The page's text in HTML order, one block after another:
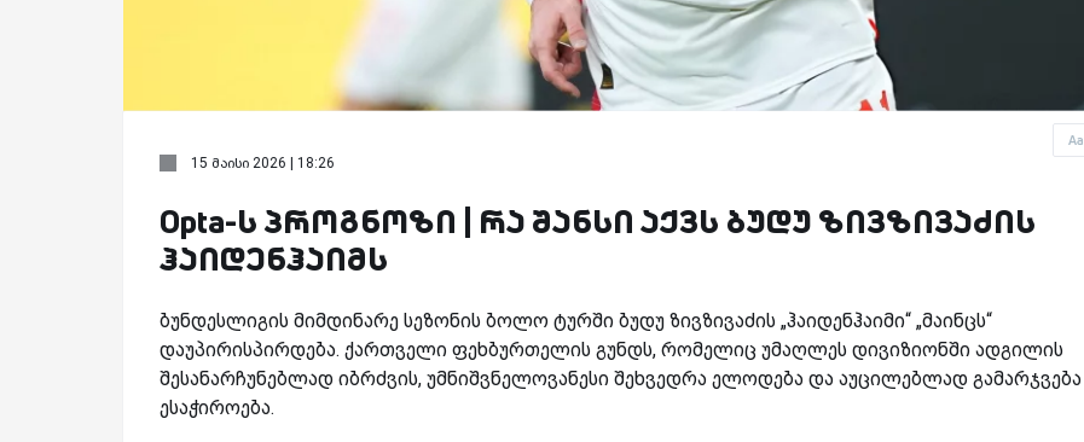
Aa
15 მაისი 2026 | 18:26
Opta-ს პროგნოზი | რა შანსი აქვს ბუდუ ზივზივაძის
ჰაიდენჰაიმს
ბუნდესლიგის მიმდინარე სეზონის ბოლო ტურში ბუდუ ზივზივაძის „ჰაიდენჰაიმი“ „მაინცს“
დაუპირისპირდება. ქართველი ფეხბურთელის გუნდს, რომელიც უმაღლეს დივიზიონში ადგილის
შესანარჩუნებლად იბრძვის, უმნიშვნელოვანესი შეხვედრა ელოდება და აუცილებლად გამარჯვება
ესაჭიროება.